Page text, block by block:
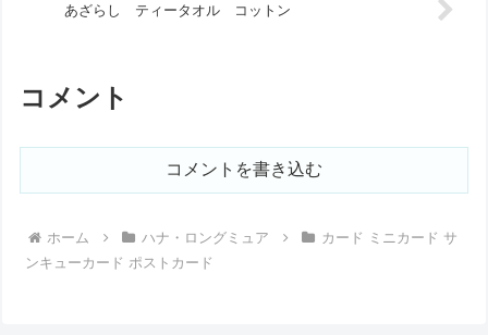
あざらし ティータオル コットン
コメント
コメントを書き込む
ホーム ハナ・ロングミュア
カード ミニカード サ
ンキューカード ポストカード